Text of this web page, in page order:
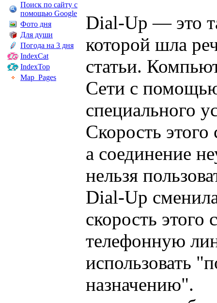
Поиск по сайту с
помощью Google
Фото дня
Для души
Погода на 3 дня
IndexCat
IndexTop
Map_Pages
Dial-Up — это
которой шла
статьи.
Сети с
специального
Скорость
а соединение
нельзя
Dial-Up
скорость этого
телефонную
использовать
назначению".